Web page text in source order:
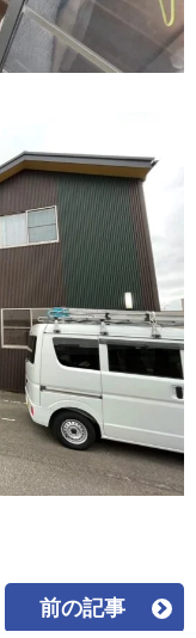
前の記事